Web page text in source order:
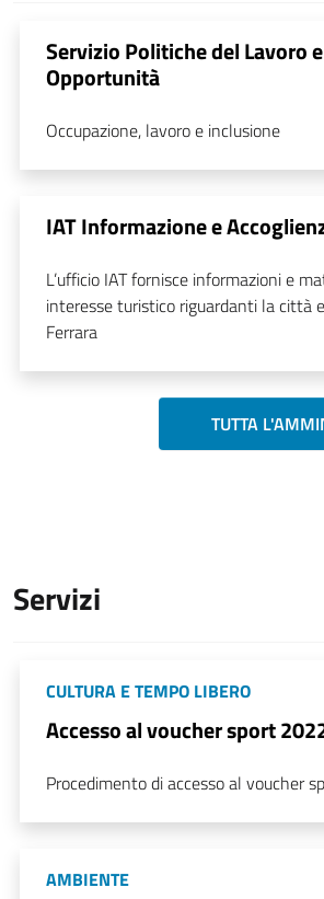
Servizio Politiche del Lavoro
Opportunità
Occupazione, lavoro e inclusione
IAT Informazione e
L’ufficio IAT fornisce informazioni e
interesse turistico riguardanti la città
Ferrara
TUTTA
Servizi
CULTURA E TEMPO LIBERO
Accesso al voucher sport
Procedimento di accesso al voucher
AMBIENTE